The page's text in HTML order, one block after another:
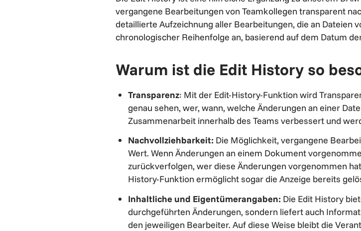
vergangene Bearbeitungen von Teamkollegen transparent
detaillierte Aufzeichnung aller Bearbeitungen, die an Dateien
chronologischer Reihenfolge an, basierend auf dem Datum
Warum ist die Edit History so
Transparenz: Mit der Edit-History-Funktion wird
genau sehen, wer, wann, welche Änderungen an einer
Zusammenarbeit innerhalb des Teams verbessert und
Nachvollziehbarkeit: Die Möglichkeit, vergangene
Wert. Wenn Änderungen an einem Dokument
zurückverfolgen, wer diese Änderungen vorgenommen
History-Funktion ermöglicht sogar die Anzeige bereits
Inhaltliche und Eigentümerangaben: Die Edit History
durchgeführten Änderungen, sondern liefert auch
den jeweiligen Bearbeiter. Auf diese Weise bleibt die